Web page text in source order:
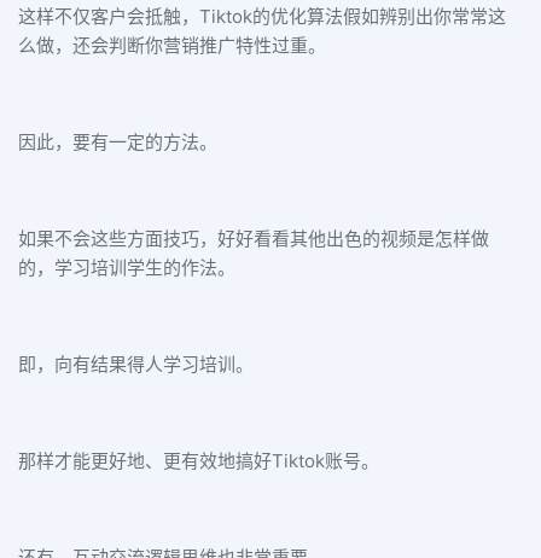
这样不仅客户会抵触，Tiktok的优化算法假如辨别出你常常这
么做，还会判断你营销推广特性过重。
因此，要有一定的方法。
如果不会这些方面技巧，好好看看其他出色的视频是怎样做
的，学习培训学生的作法。
即，向有结果得人学习培训。
那样才能更好地、更有效地搞好Tiktok账号。